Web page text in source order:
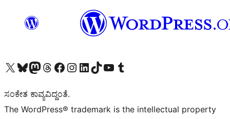
Visit our X (formerly Twitter) account
Visit our Bluesky account
Visit our Mastodon account
Visit our Threads account
Visit our Facebook page
Visit our Instagram account
Visit our LinkedIn account
Visit our TikTok account
Visit our YouTube channel
Visit our Tumblr account
ಸಂಕೇತ ಕಾವ್ಯವಿದ್ದಂತೆ.
The WordPress® trademark is the intellectual property